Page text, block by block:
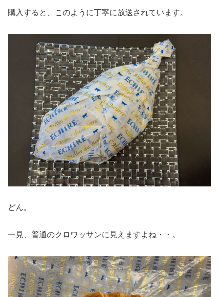
購入すると、このように丁寧に放送されています。
どん。
一見、普通のクロワッサンに見えますよね・・。